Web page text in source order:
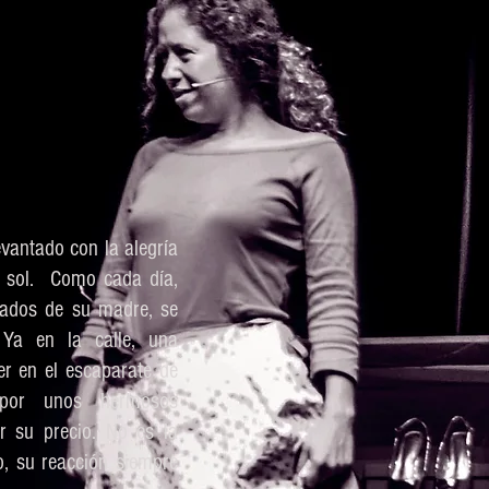
con la alegría
Como cada día,
de su madre, se
en la calle, una
en el escaparate de
unos hermosos
su precio.
No es la
su reacción siempre